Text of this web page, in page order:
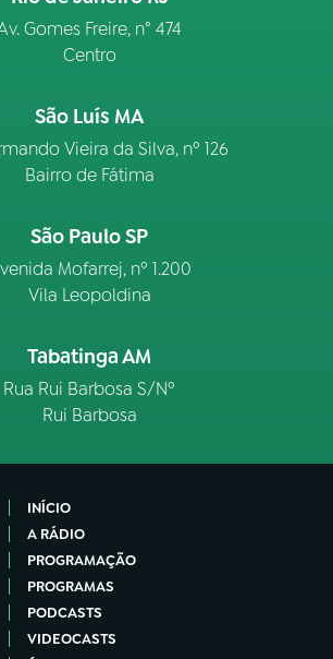
Gomes Freire, n° 474
Centro
São Luís MA
Vieira da Silva, nº 126
Bairro de Fátima
São Paulo SP
Mofarrej, nº 1.200
Vila Leopoldina
Tabatinga AM
Rua Rui Barbosa S/Nº
Rui Barbosa
INÍCIO
A RÁDIO
PROGRAMAÇÃO
PROGRAMAS
PODCASTS
VIDEOCASTS